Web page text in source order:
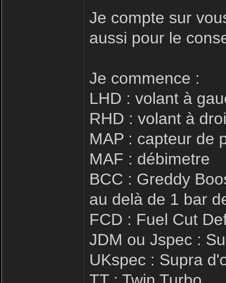
Je compte sur
aussi pour le
Je commence :
LHD : volant à
RHD : volant à
MAP : capteur de
MAF : débimetre
BCC : Greddy
au delà de 1 bar
FCD : Fuel Cut
JDM ou Jspec :
UKspec : Supra